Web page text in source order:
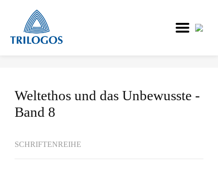
main
contentWeltethos und das Unbewusste -
Band 8
SCHRIFTENREIHE